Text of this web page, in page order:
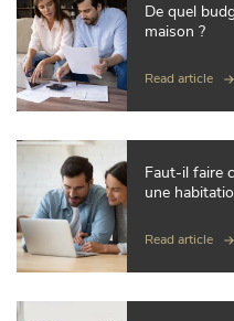
De quel
maison ?
Read article
Faut-il faire
une
Read article